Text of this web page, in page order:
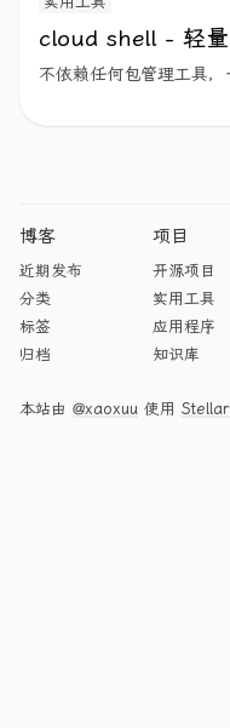
cloud shell - 轻
不依赖任何包管理工具，
博客
近期发布
分类
标签
归档
项目
开源项目
实用工具
应用程序
知识库
本站由 @xaoxuu 使用